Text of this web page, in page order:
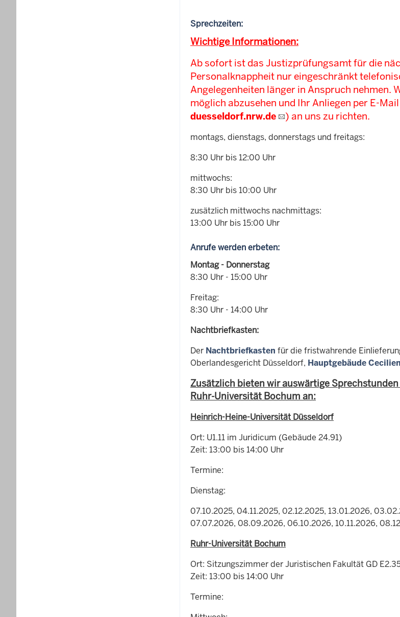
Sprechzeiten:
Wichtige Informationen:
Ab sofort ist das Justizprüfungsamt für die
Personalknappheit nur eingeschränkt
Angelegenheiten länger in Anspruch nehmen.
möglich abzusehen und Ihr Anliegen per E-
duesseldorf.nrw.de
) an uns zu richten.
montags, dienstags, donnerstags und freitags:
8:30 Uhr bis 12:00 Uhr
mittwochs:
8:30 Uhr bis 10:00 Uhr
zusätzlich mittwochs nachmittags:
13:00 Uhr bis 15:00 Uhr
Anrufe werden erbeten:
Montag - Donnerstag
8:30 Uhr - 15:00 Uhr
Freitag:
8:30 Uhr - 14:00 Uhr
Nachtbriefkasten:
Der Nachtbriefkasten für die fristwahrende
Oberlandesgericht Düsseldorf, Hauptgebäude
Zusätzlich bieten wir auswärtige
Ruhr-Universität Bochum an:
Heinrich-Heine-Universität Düsseldorf
Ort: U1.11 im Juridicum (Gebäude 24.91)
Zeit: 13:00 bis 14:00 Uhr
Termine:
Dienstag:
07.10.2025, 04.11.2025, 02.12.2025, 13.01.2026,
07.07.2026, 08.09.2026, 06.10.2026, 10.11.2026,
Ruhr-Universität Bochum
Ort: Sitzungszimmer der Juristischen Fakultät GD
Zeit: 13:00 bis 14:00 Uhr
Termine: